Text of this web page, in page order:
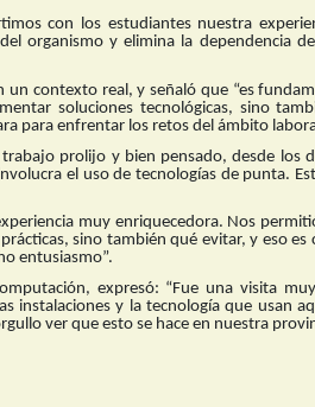
con los estudiantes nuestra
organismo y elimina la dependencia
un contexto real, y señaló que “es
soluciones tecnológicas, sino
para enfrentar los retos del ámbito
prolijo y bien pensado, desde los
el uso de tecnologías de punta.
muy enriquecedora. Nos
sino también qué evitar, y eso es
entusiasmo”.
expresó: “Fue una visita
instalaciones y la tecnología que usan
ver que esto se hace en nuestra